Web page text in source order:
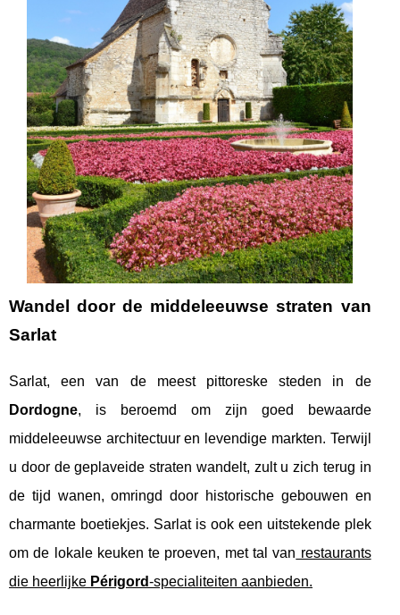
Wandel door de middeleeuwse straten van
Sarlat
Sarlat, een van de meest pittoreske steden in de
Dordogne, is beroemd om zijn goed bewaarde
middeleeuwse architectuur en levendige markten. Terwijl
u door de geplaveide straten wandelt, zult u zich terug in
de tijd wanen, omringd door historische gebouwen en
charmante boetiekjes. Sarlat is ook een uitstekende plek
om de lokale keuken te proeven, met tal van restaurants
die heerlijke Périgord-specialiteiten aanbieden.